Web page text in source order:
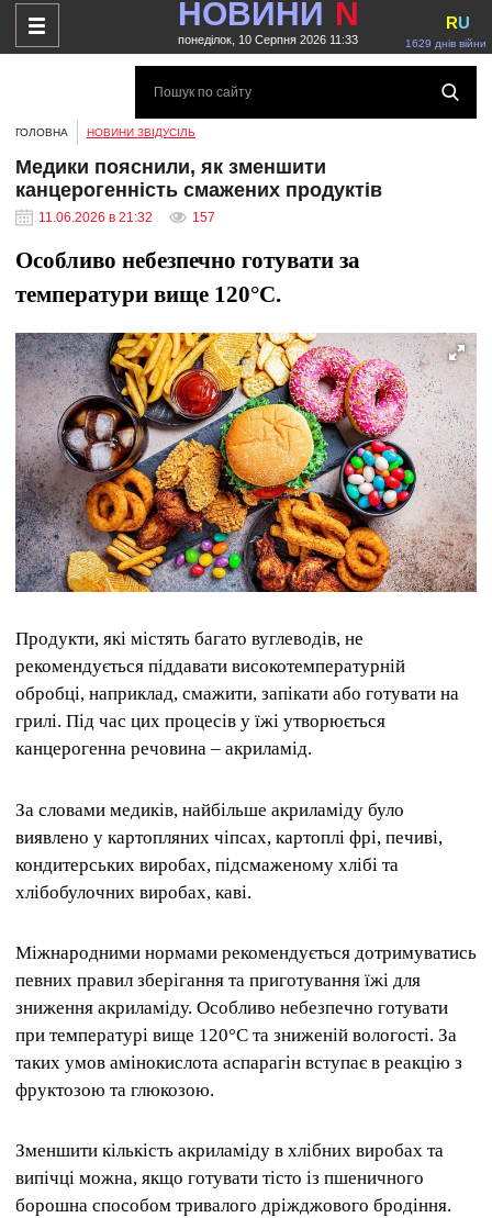
НОВИНИ N
понеділок, 10 Серпня 2026 11:33 1629 днів війни
RU
ГОЛОВНА НОВИНИ ЗВІДУСІЛЬ
Медики пояснили, як зменшити
канцерогенність смажених продуктів
11.06.2026 в 21:32 157
Особливо небезпечно готувати за
температури вище 120°C.
Продукти, які містять багато вуглеводів, не
рекомендується піддавати високотемпературній
обробці, наприклад, смажити, запікати або готувати на
грилі. Під час цих процесів у їжі утворюється
канцерогенна речовина – акриламід.
За словами медиків, найбільше акриламіду було
виявлено у картопляних чіпсах, картоплі фрі, печиві,
кондитерських виробах, підсмаженому хлібі та
хлібобулочних виробах, каві.
Міжнародними нормами рекомендується дотримуватись
певних правил зберігання та приготування їжі для
зниження акриламіду. Особливо небезпечно готувати
при температурі вище 120°C та зниженій вологості. За
таких умов амінокислота аспарагін вступає в реакцію з
фруктозою та глюкозою.
Зменшити кількість акриламіду в хлібних виробах та
випічці можна, якщо готувати тісто із пшеничного
борошна способом тривалого дріжджового бродіння.